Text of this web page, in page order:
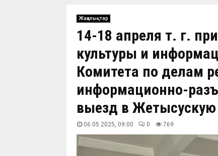
Жаңалықтар
14-18 апреля т. г.
культуры и
Комитета по делам
информационно-
выезд в Жетысускую
06.05.2025, 09:00 0 770